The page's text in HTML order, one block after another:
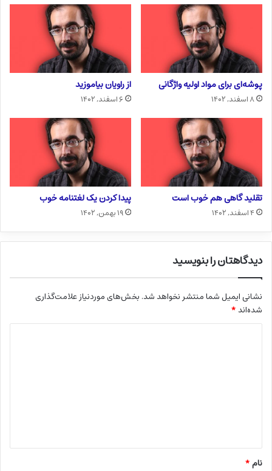
پوشه‌ای برای مواد اولیه واژگانی
۸ اسفند, ۱۴۰۲
از راویان بیاموزید
۶ اسفند, ۱۴۰۲
تقلید گاهی هم خوب است
۴ اسفند, ۱۴۰۲
پیدا کردن یک لغتنامه خوب
۱۹ بهمن, ۱۴۰۲
دیدگاهتان را بنویسید
نشانی ایمیل شما منتشر نخواهد شد. بخش‌های موردنیاز علامت‌گذاری
شده‌اند*
نام*